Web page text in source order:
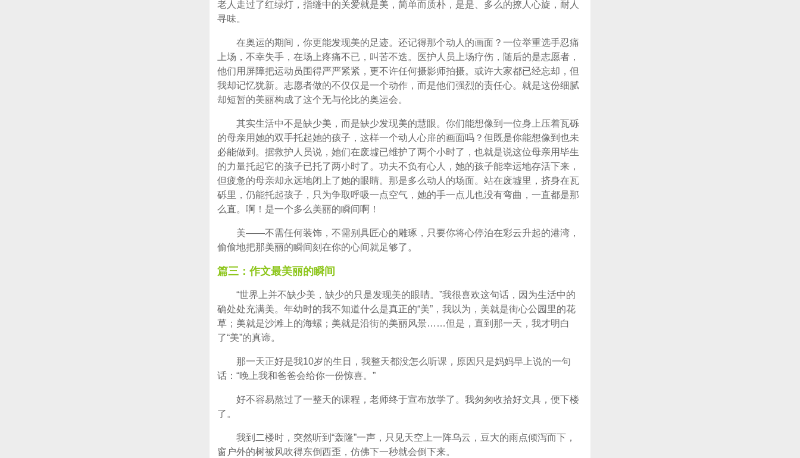
老人走过了红绿灯，指缝中的关爱就是美，简单而质朴，是是、多么的撩人心旋，耐人
寻味。
在奥运的期间，你更能发现美的足迹。还记得那个动人的画面？一位举重选手忍痛
上场，不幸失手，在场上疼痛不已，叫苦不迭。医护人员上场疗伤，随后的是志愿者，
他们用屏障把运动员围得严严紧紧，更不许任何摄影师拍摄。或许大家都已经忘却，但
我却记忆犹新。志愿者做的不仅仅是一个动作，而是他们强烈的责任心。就是这份细腻
却短暂的美丽构成了这个无与伦比的奥运会。
其实生活中不是缺少美，而是缺少发现美的慧眼。你们能想像到一位身上压着瓦砾
的母亲用她的双手托起她的孩子，这样一个动人心扉的画面吗？但既是你能想像到也未
必能做到。据救护人员说，她们在废墟已维护了两个小时了，也就是说这位母亲用毕生
的力量托起它的孩子已托了两小时了。功夫不负有心人，她的孩子能幸运地存活下来，
但疲惫的母亲却永远地闭上了她的眼睛。那是多么动人的场面。站在废墟里，挤身在瓦
砾里，仍能托起孩子，只为争取呼吸一点空气，她的手一点儿也没有弯曲，一直都是那
么直。啊！是一个多么美丽的瞬间啊！
美——不需任何装饰，不需别具匠心的雕琢，只要你将心停泊在彩云升起的港湾，
偷偷地把那美丽的瞬间刻在你的心间就足够了。
篇三：作文最美丽的瞬间
“世界上并不缺少美，缺少的只是发现美的眼睛。”我很喜欢这句话，因为生活中的
确处处充满美。年幼时的我不知道什么是真正的“美”，我以为，美就是街心公园里的花
草；美就是沙滩上的海螺；美就是沿街的美丽风景……但是，直到那一天，我才明白
了“美”的真谛。
那一天正好是我10岁的生日，我整天都没怎么听课，原因只是妈妈早上说的一句
话：“晚上我和爸爸会给你一份惊喜。”
好不容易熬过了一整天的课程，老师终于宣布放学了。我匆匆收拾好文具，便下楼
了。
我到二楼时，突然听到“轰隆”一声，只见天空上一阵乌云，豆大的雨点倾泻而下，
窗户外的树被风吹得东倒西歪，仿佛下一秒就会倒下来。